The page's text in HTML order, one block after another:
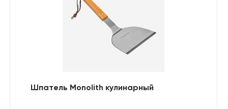
Шпатель Monolith кулинарный